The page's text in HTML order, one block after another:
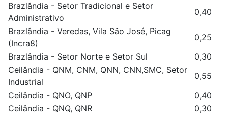
Brazlândia - Setor Tradicional e Setor
Administrativo
0,40
Brazlândia - Veredas, Vila São José, Picag
(Incra8)
0,25
Brazlândia - Setor Norte e Setor Sul
0,30
Ceilândia - QNM, CNM, QNN, CNN,SMC, Setor
Industrial
0,55
Ceilândia - QNO, QNP
0,40
Ceilândia - QNQ, QNR
0,30